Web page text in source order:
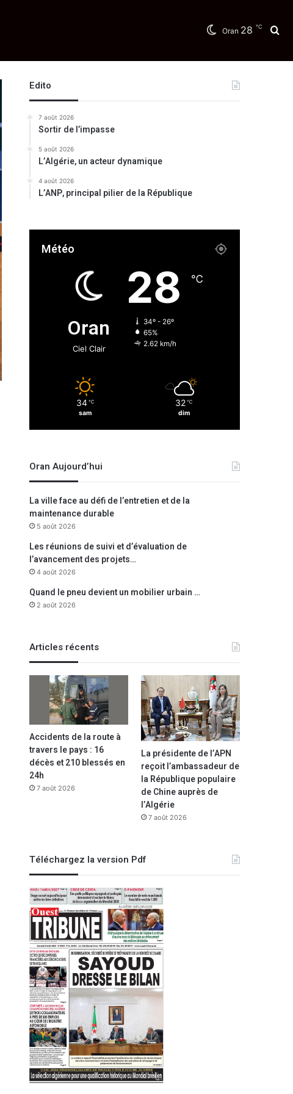
Oran 28 ℃
Edito
7 août 2026
Sortir de l’impasse
5 août 2026
L’Algérie, un acteur dynamique
4 août 2026
L’ANP, principal pilier de la République
Météo
Oran
Ciel Clair
28 ℃
34º - 26º
65%
2.62 km/h
34 ℃
sam
32 ℃
dim
Oran Aujourd’hui
La ville face au défi de l’entretien et de la
maintenance durable
5 août 2026
Les réunions de suivi et d’évaluation de
l’avancement des projets…
4 août 2026
Quand le pneu devient un mobilier urbain …
2 août 2026
Articles récents
Accidents de la route à
travers le pays : 16
décès et 210 blessés en
24h
7 août 2026
La présidente de l’APN
reçoit l’ambassadeur de
la République populaire
de Chine auprès de
l’Algérie
7 août 2026
Téléchargez la version Pdf